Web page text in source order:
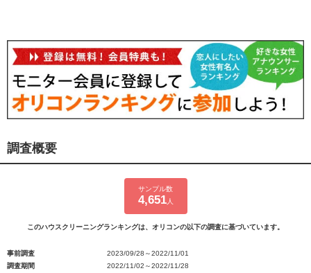
調査概要
サンプル数
4,651人
このハウスクリーニングランキングは、オリコンの以下の調査に基づいています。
事前調査
2023/09/28～2022/11/01
調査期間
2022/11/02～2022/11/28